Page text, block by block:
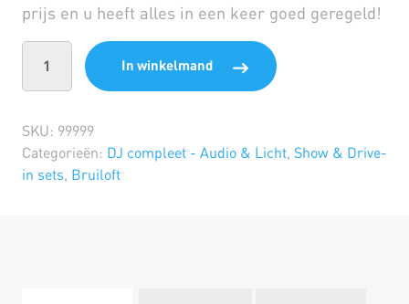
prijs en u heeft alles in een keer goed geregeld!
In winkelmand
SKU: 99999
Categorieën: DJ compleet - Audio & Licht, Show & Drive-
in sets, Bruiloft